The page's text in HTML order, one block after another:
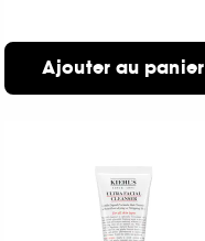
Ajouter au panier